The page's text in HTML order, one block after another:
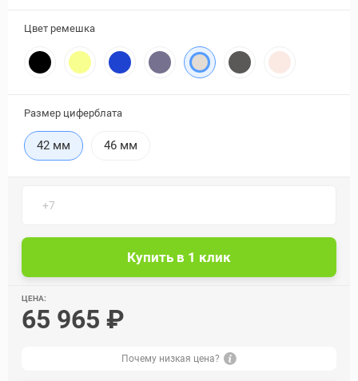
Цвет ремешка
Размер циферблата
42 мм 46 мм
ЦЕНА:
65 965 ₽
Почему низкая цена?